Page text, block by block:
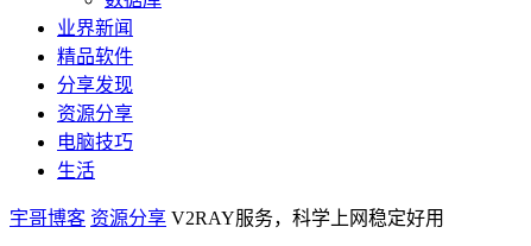
业界新闻
精品软件
分享发现
资源分享
电脑技巧
生活
宇哥博客 资源分享 V2RAY服务，科学上网稳定好用